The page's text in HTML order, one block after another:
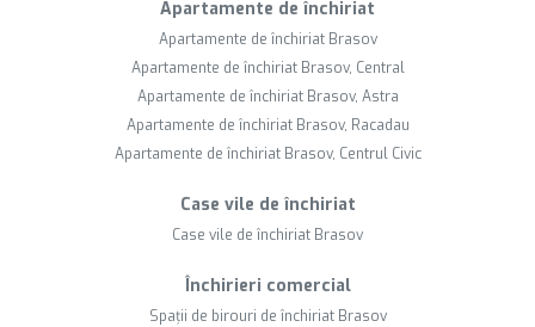
Apartamente de închiriat
Apartamente de închiriat Brasov
Apartamente de închiriat Brasov, Central
Apartamente de închiriat Brasov, Astra
Apartamente de închiriat Brasov, Racadau
Apartamente de închiriat Brasov, Centrul Civic
Case vile de închiriat
Case vile de închiriat Brasov
Închirieri comercial
Spații de birouri de închiriat Brasov